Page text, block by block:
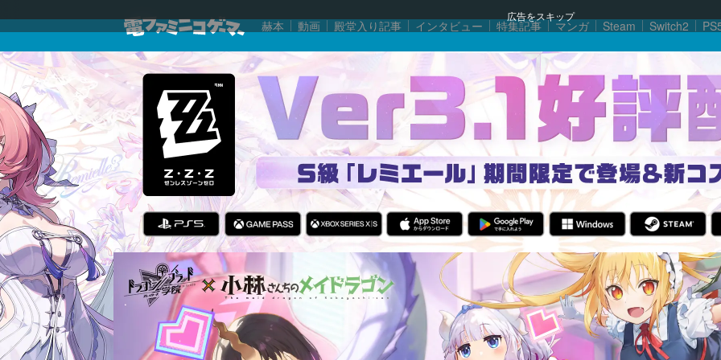
広告をスキップ
赫本 動画 殿堂入り記事 インタビュー 特集記事 マンガ Steam Switch2